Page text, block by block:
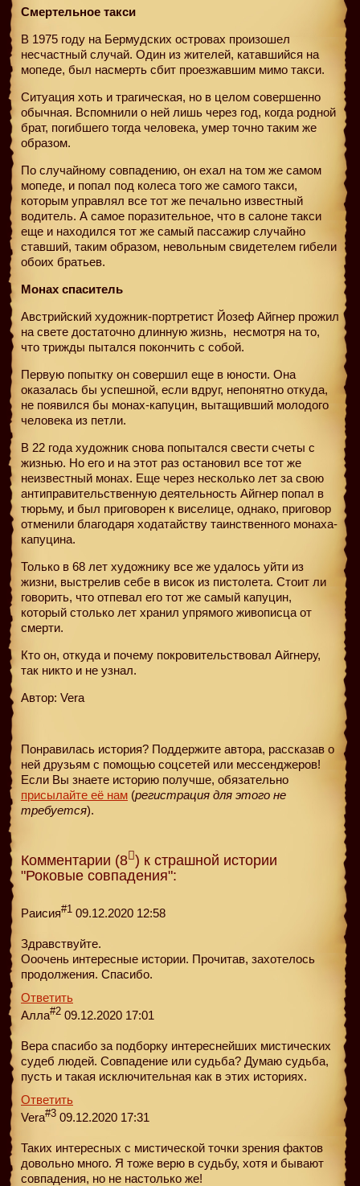
Смертельное такси
В 1975 году на Бермудских островах произошел
несчастный случай. Один из жителей, катавшийся на
мопеде, был насмерть сбит проезжавшим мимо такси.
Ситуация хоть и трагическая, но в целом совершенно
обычная. Вспомнили о ней лишь через год, когда родной
брат, погибшего тогда человека, умер точно таким же
образом.
По случайному совпадению, он ехал на том же самом
мопеде, и попал под колеса того же самого такси,
которым управлял все тот же печально известный
водитель. А самое поразительное, что в салоне такси
еще и находился тот же самый пассажир случайно
ставший, таким образом, невольным свидетелем гибели
обоих братьев.
Монах спаситель
Австрийский художник-портретист Йозеф Айгнер прожил
на свете достаточно длинную жизнь, несмотря на то,
что трижды пытался покончить с собой.
Первую попытку он совершил еще в юности. Она
оказалась бы успешной, если вдруг, непонятно откуда,
не появился бы монах-капуцин, вытащивший молодого
человека из петли.
В 22 года художник снова попытался свести счеты с
жизнью. Но его и на этот раз остановил все тот же
неизвестный монах. Еще через несколько лет за свою
антиправительственную деятельность Айгнер попал в
тюрьму, и был приговорен к виселице, однако, приговор
отменили благодаря ходатайству таинственного монаха-
капуцина.
Только в 68 лет художнику все же удалось уйти из
жизни, выстрелив себе в висок из пистолета. Стоит ли
говорить, что отпевал его тот же самый капуцин,
который столько лет хранил упрямого живописца от
смерти.
Кто он, откуда и почему покровительствовал Айгнеру,
так никто и не узнал.
Автор: Vera
Понравилась история? Поддержите автора, рассказав о
ней друзьям с помощью соцсетей или мессенджеров!
Если Вы знаете историю получше, обязательно
присылайте её нам (регистрация для этого не
требуется).
Комментарии (8 ) к страшной истории
"Роковые совпадения":
Раисия#1 09.12.2020 12:58
Здравствуйте.
Ооочень интересные истории. Прочитав, захотелось
продолжения. Спасибо.
Ответить
Алла#2 09.12.2020 17:01
Вера спасибо за подборку интереснейших мистических
судеб людей. Совпадение или судьба? Думаю судьба,
пусть и такая исключительная как в этих историях.
Ответить
Vera#3 09.12.2020 17:31
Таких интересных с мистической точки зрения фактов
довольно много. Я тоже верю в судьбу, хотя и бывают
совпадения, но не настолько же!